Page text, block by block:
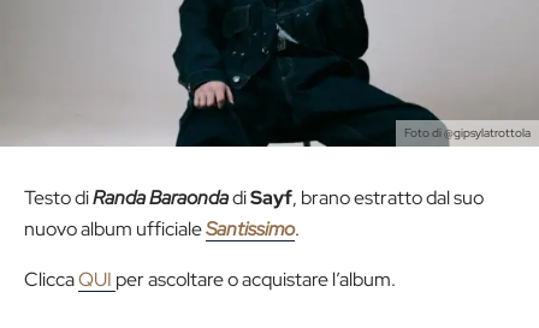
Foto di @gipsylatrottola
Testo diRanda BaraondadiSayf, brano estratto dal suo
nuovo album ufficialeSantissimo.
CliccaQUI per ascoltare o acquistare l’album.